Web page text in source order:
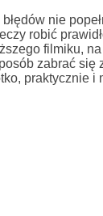
nie
robić
filmiku,
zabrać się
praktycznie i